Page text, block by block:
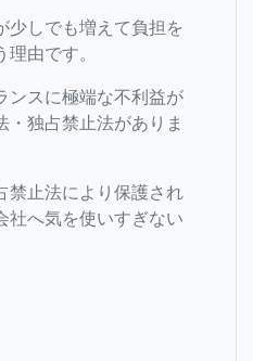
少しでも増えて負担を
由です。
ンスに極端な不利益が
・独占禁止法がありま
禁止法により保護され
社へ気を使いすぎない